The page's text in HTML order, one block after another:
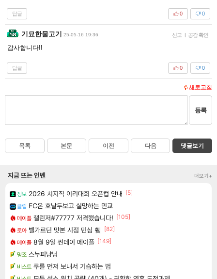
답글 0
0
기묘한물고기 25-05-16 19:36 신고 | 공감 확인
감사합니다!!
답글 0
0
새로고침
등록
목록 본문 이전 다음 댓글보기
지금 뜨는 인벤 더보기+
정보 2026 치지직 이리대회 오픈컵 안내 [5]
클립 FC온 호날두보고 실망하는 민교
메이플 챌린저#77777 저격했습니다! [105]
로아 벨가르딘 맛본 시점 민심 췤 [82]
메이플 8월 9일 썬데이 메이플 [149]
명조 스누피냥님
비스트 쿠를 먼저 보내서 기습하는 법